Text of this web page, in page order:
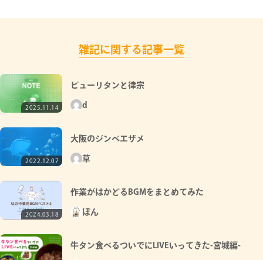
雑記に関する記事一覧
2025.11.14
ピューリタンと律宗
d
2022.12.07
大阪のジンベエザメ
草
2024.03.18
作業がはかどるBGMをまとめてみた
ぽん
牛タン食べるついでにLIVEいってきた-宮城編-